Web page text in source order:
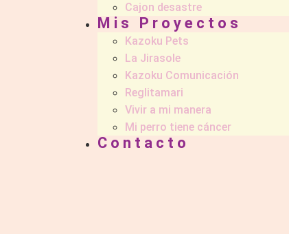
Cajon desastre
Mis Proyectos
Kazoku Pets
La Jirasole
Kazoku Comunicación
Reglitamari
Vivir a mi manera
Mi perro tiene cáncer
Contacto